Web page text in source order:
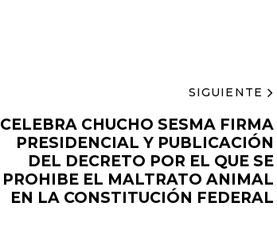
SIGUIENTE
CELEBRA CHUCHO SESMA FIRMA
PRESIDENCIAL Y PUBLICACIÓN
DEL DECRETO POR EL QUE SE
PROHIBE EL MALTRATO ANIMAL
EN LA CONSTITUCIÓN FEDERAL